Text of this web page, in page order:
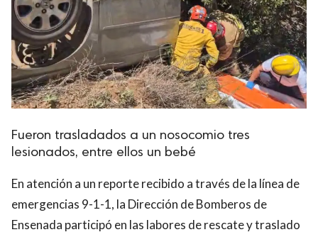
Fueron trasladados a un nosocomio tres
lesionados, entre ellos un bebé
En atención a un reporte recibido a través de la línea de
emergencias 9-1-1, la Dirección de Bomberos de
Ensenada participó en las labores de rescate y traslado